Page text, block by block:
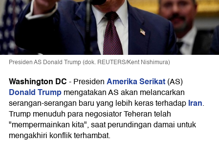
Presiden AS Donald Trump (dok. REUTERS/Kent Nishimura)
Washington DC-PresidenAmerika Serikat(AS)
Donald Trumpmengatakan AS akan melancarkan
serangan-serangan baru yang lebih keras terhadapIran.
Trump menuduh para negosiator Teheran telah
"mempermainkan kita", saat perundingan damai untuk
mengakhiri konflik terhambat.